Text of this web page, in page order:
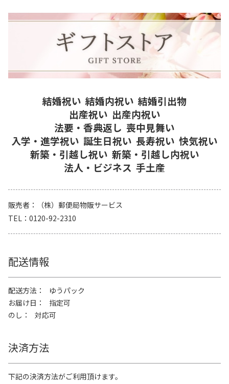
結婚祝い 結婚内祝い 結婚引出物
出産祝い 出産内祝い
法要・香典返し 喪中見舞い
入学・進学祝い 誕生日祝い 長寿祝い 快気祝い
新築・引越し祝い 新築・引越し内祝い
法人・ビジネス 手土産
販売者
（株）郵便局物販サービス
TEL
0120-92-2310
配送情報
配送方法
ゆうパック
お届け日
指定可
のし
対応可
決済方法
下記の決済方法がご利用頂けます。